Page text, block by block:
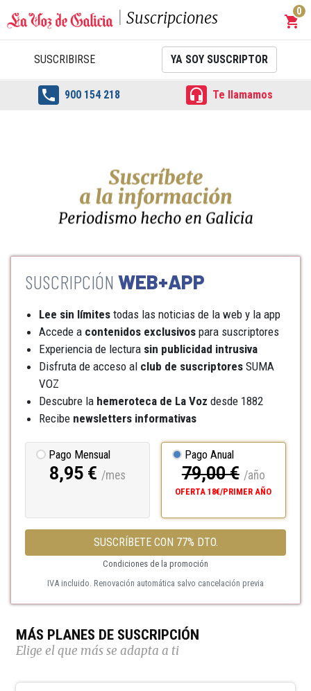
Suscripciones shopping_cart
0
SUSCRIBIRSE YA SOY SUSCRIPTOR
 900 154 218  Te llamamos
WEB+APP
Lee sin límites todas las noticias de la web y la app
Accede a contenidos exclusivos para suscriptores
Experiencia de lectura sin publicidad intrusiva
Disfruta de acceso al club de suscriptores SUMA
VOZ
Descubre la hemeroteca de La Voz desde 1882
Recibe newsletters informativas
Pago Mensual
8,95 € /mes
Pago Anual
79,00 € /año
OFERTA 18€/PRIMER AÑO
SUSCRÍBETE CON 77% DTO.
Condiciones de la promoción
IVA incluido. Renovación automática salvo cancelación previa
MÁS PLANES DE SUSCRIPCIÓN
Elige el que más se adapta a ti